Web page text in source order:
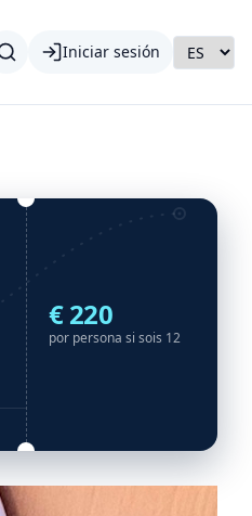
Iniciar sesión
€ 220
por persona si sois 12